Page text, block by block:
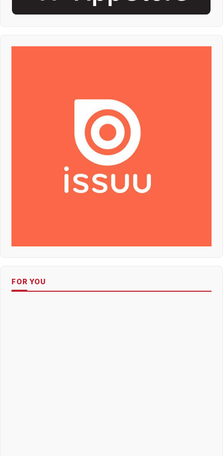
FOR YOU